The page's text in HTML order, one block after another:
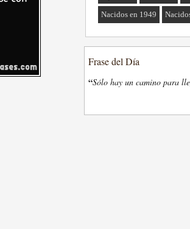
Nacidos en 1949
Frase del Día
“Sólo hay un camino para